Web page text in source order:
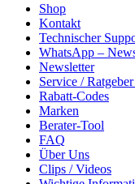
Shop
Kontakt
Technischer
WhatsApp –
Newsletter
Service /
Rabatt-Codes
Marken
Berater-Tool
FAQ
Über Uns
Clips / Videos